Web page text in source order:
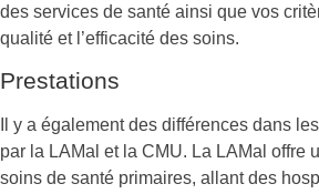
des services de santé ainsi que vos
qualité et l’efficacité des soins.
Prestations
Il y a également des différences dans
par la LAMal et la CMU. La LAMal offre
soins de santé primaires, allant des